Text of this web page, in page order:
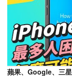
蘋果、Google、三